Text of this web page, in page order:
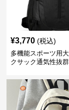
¥3,770 (税込)
多機能スポーツ用
クサック通気性抜群